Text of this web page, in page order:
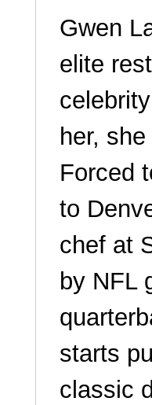
Gwen
elite
her,
Forced
to
chef at
by NFL
starts
classic